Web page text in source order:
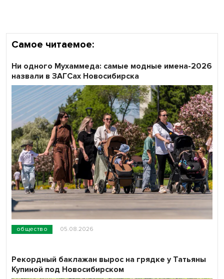
Самое читаемое:
общество 05.08.2026
Ни одного Мухаммеда: самые модные имена-2026
назвали в ЗАГСах Новосибирска
Рекордный баклажан вырос на грядке у Татьяны
Купиной под Новосибирском